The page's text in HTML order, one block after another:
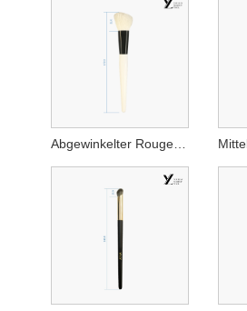
Abgewinkelter Rougepinsel